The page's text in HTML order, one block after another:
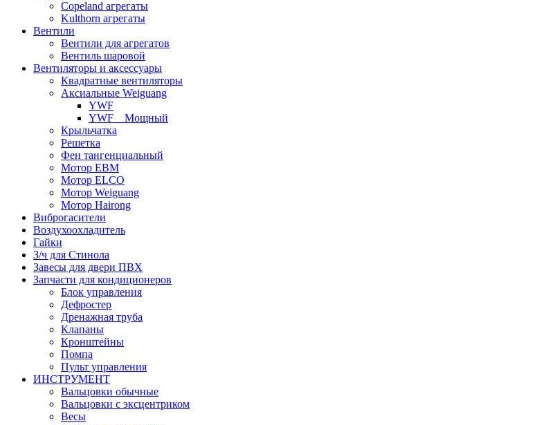
Copeland агрегаты
Kulthorn агрегаты
Вентили
Вентили для агрегатов
Вентиль шаровой
Вентиляторы и аксессуары
Квадратные вентиляторы
Аксиальные Weiguang
YWF
YWF _ Мощный
Крыльчатка
Решетка
Фен тангенциальный
Мотор EBM
Мотор ELCO
Мотор Weiguang
Мотор Hairong
Виброгасители
Воздухоохладитель
Гайки
З/ч для Стинола
Завесы для двери ПВХ
Запчасти для кондиционеров
Блок управления
Дефростер
Дренажная труба
Клапаны
Кронштейны
Помпа
Пульт управления
ИНСТРУМЕНТ
Вальцовки обычные
Вальцовки с эксцентриком
Весы